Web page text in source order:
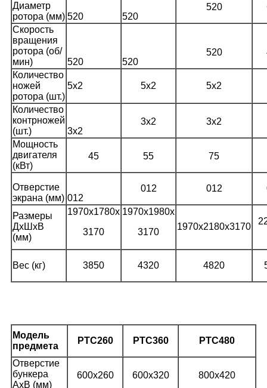
Диаметр
ротора (мм) 520 520
520
Скорость
вращения
ротора (об/
мин)
520 520
520
Количество
ножей
ротора (шт.)
5x2 5x2 5x2
Количество
контрножей
(шт.)
3x2
3x2 3x2
Мощность
двигателя
(кВт)
45 55 75
Отверстие
экрана (мм) 012
012 012
Размеры
ДxШxВ
(мм)
1970x1780x
3170
1970x1980x
3170
1970x2180x3170
Вес (кг) 3850 4320 4820
Модель
предмета
PTС260 PTС360 PTС480
Отверстие
бункера
AxB (мм)
600x260 600x320 800x420